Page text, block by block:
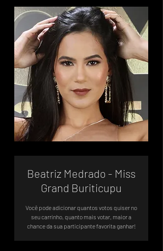
Beatriz Medrado - Miss
Grand Buriticupu
Você pode adicionar quantos votos quiser no
seu carrinho, quanto mais votar, maior a
chance da sua participante favorita ganhar!